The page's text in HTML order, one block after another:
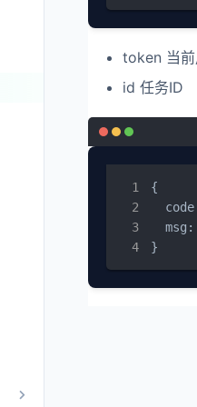
token 当
id 任务ID
{
msg:
}